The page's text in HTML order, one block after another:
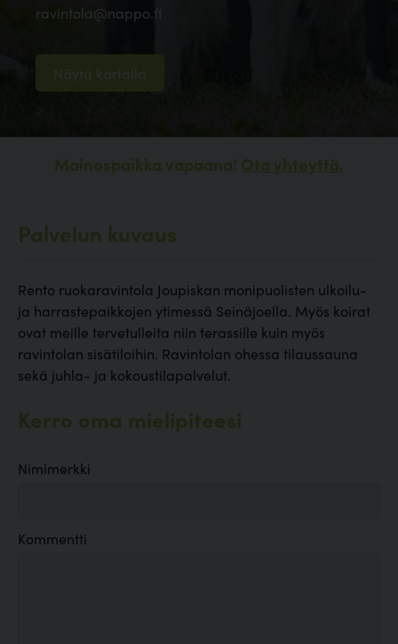
ravintola@nappo.fi
Näytä kartalla
Mainospaikka vapaana! Ota yhteyttä.
Palvelun kuvaus
Rento ruokaravintola Joupiskan monipuolisten ulkoilu-
ja harrastepaikkojen ytimessä Seinäjoella. Myös koirat
ovat meille tervetulleita niin terassille kuin myös
ravintolan sisätiloihin. Ravintolan ohessa tilaussauna
sekä juhla- ja kokoustilapalvelut.
Kerro oma mielipiteesi
Nimimerkki
Kommentti